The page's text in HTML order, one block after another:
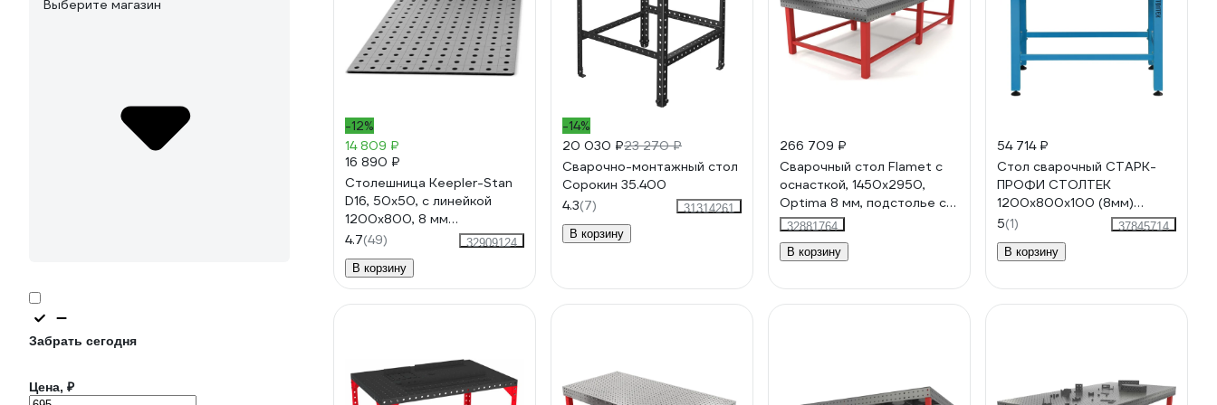
Выберите магазин
Забрать сегодня
Цена, ₽
-12%
14 809 ₽
16 890 ₽
Столешница Keepler-Stan
D16, 50x50, с линейкой
1200x800, 8 мм
УФ-00018085
4.7(49)
32909124
В корзину
-14%
20 030 ₽23 270 ₽
Сварочно-монтажный стол
Сорокин 35.400
4.3(7)
31314261
В корзину
266 709 ₽
Сварочный стол Flamet с
оснасткой, 1450x2950,
Optima 8 мм, подстолье с
перемычками ОPBK-
1450x2950-8
32881764
В корзину
54 714 ₽
Стол сварочный СТАРК-
ПРОФИ СТОЛТЕК
1200х800х100 (8мм)
09Г2С 4687206149205
5(1)
37845714
В корзину